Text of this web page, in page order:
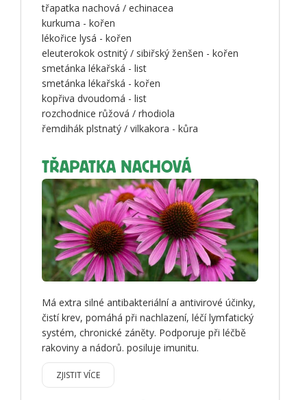
třapatka nachová / echinacea
kurkuma - kořen
lékořice lysá - kořen
eleuterokok ostnitý / sibiřský ženšen - kořen
smetánka lékařská - list
smetánka lékařská - kořen
kopřiva dvoudomá - list
rozchodnice růžová / rhodiola
řemdihák plstnatý / vilkakora - kůra
TŘAPATKA NACHOVÁ
Má extra silné antibakteriální a antivirové účinky,
čistí krev, pomáhá při nachlazení, léčí lymfatický
systém, chronické záněty. Podporuje při léčbě
rakoviny a nádorů. posiluje imunitu.
ZJISTIT VÍCE